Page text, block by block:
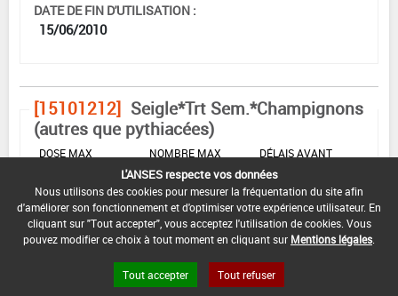
DATE DE FIN D'UTILISATION :
15/06/2010
[15101212] Seigle*Trt Sem.*Champignons
(autres que pythiacées)
DOSE MAX
NOMBRE MAX
D'APPLICATION
DÉLAIS AVANT
RÉCOLTE
0,4 L/q
L'ANSES respecte vos données
Nous utilisons des cookies pour mesurer la fréquentation du site afin
d'améliorer son fonctionnement et d'optimiser votre expérience utilisateur. En
cliquant sur "Tout accepter", vous acceptez l'utilisation de cookies. Vous
pouvez modifier ce choix à tout moment en cliquant sur Mentions légales
Tout accepter Tout refuser